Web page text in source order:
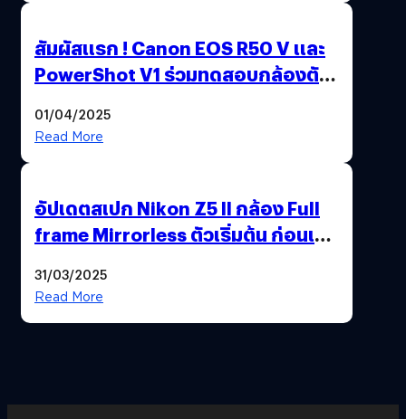
สัมผัสแรก ! Canon EOS R50 V และ
PowerShot V1 ร่วมทดสอบกล้องตัว
01/04/2025
Read More
อัปเดตสเปก Nikon Z5 II กล้อง Full
frame Mirrorless ตัวเริ่มต้น ก่อนเปิด
31/03/2025
Read More